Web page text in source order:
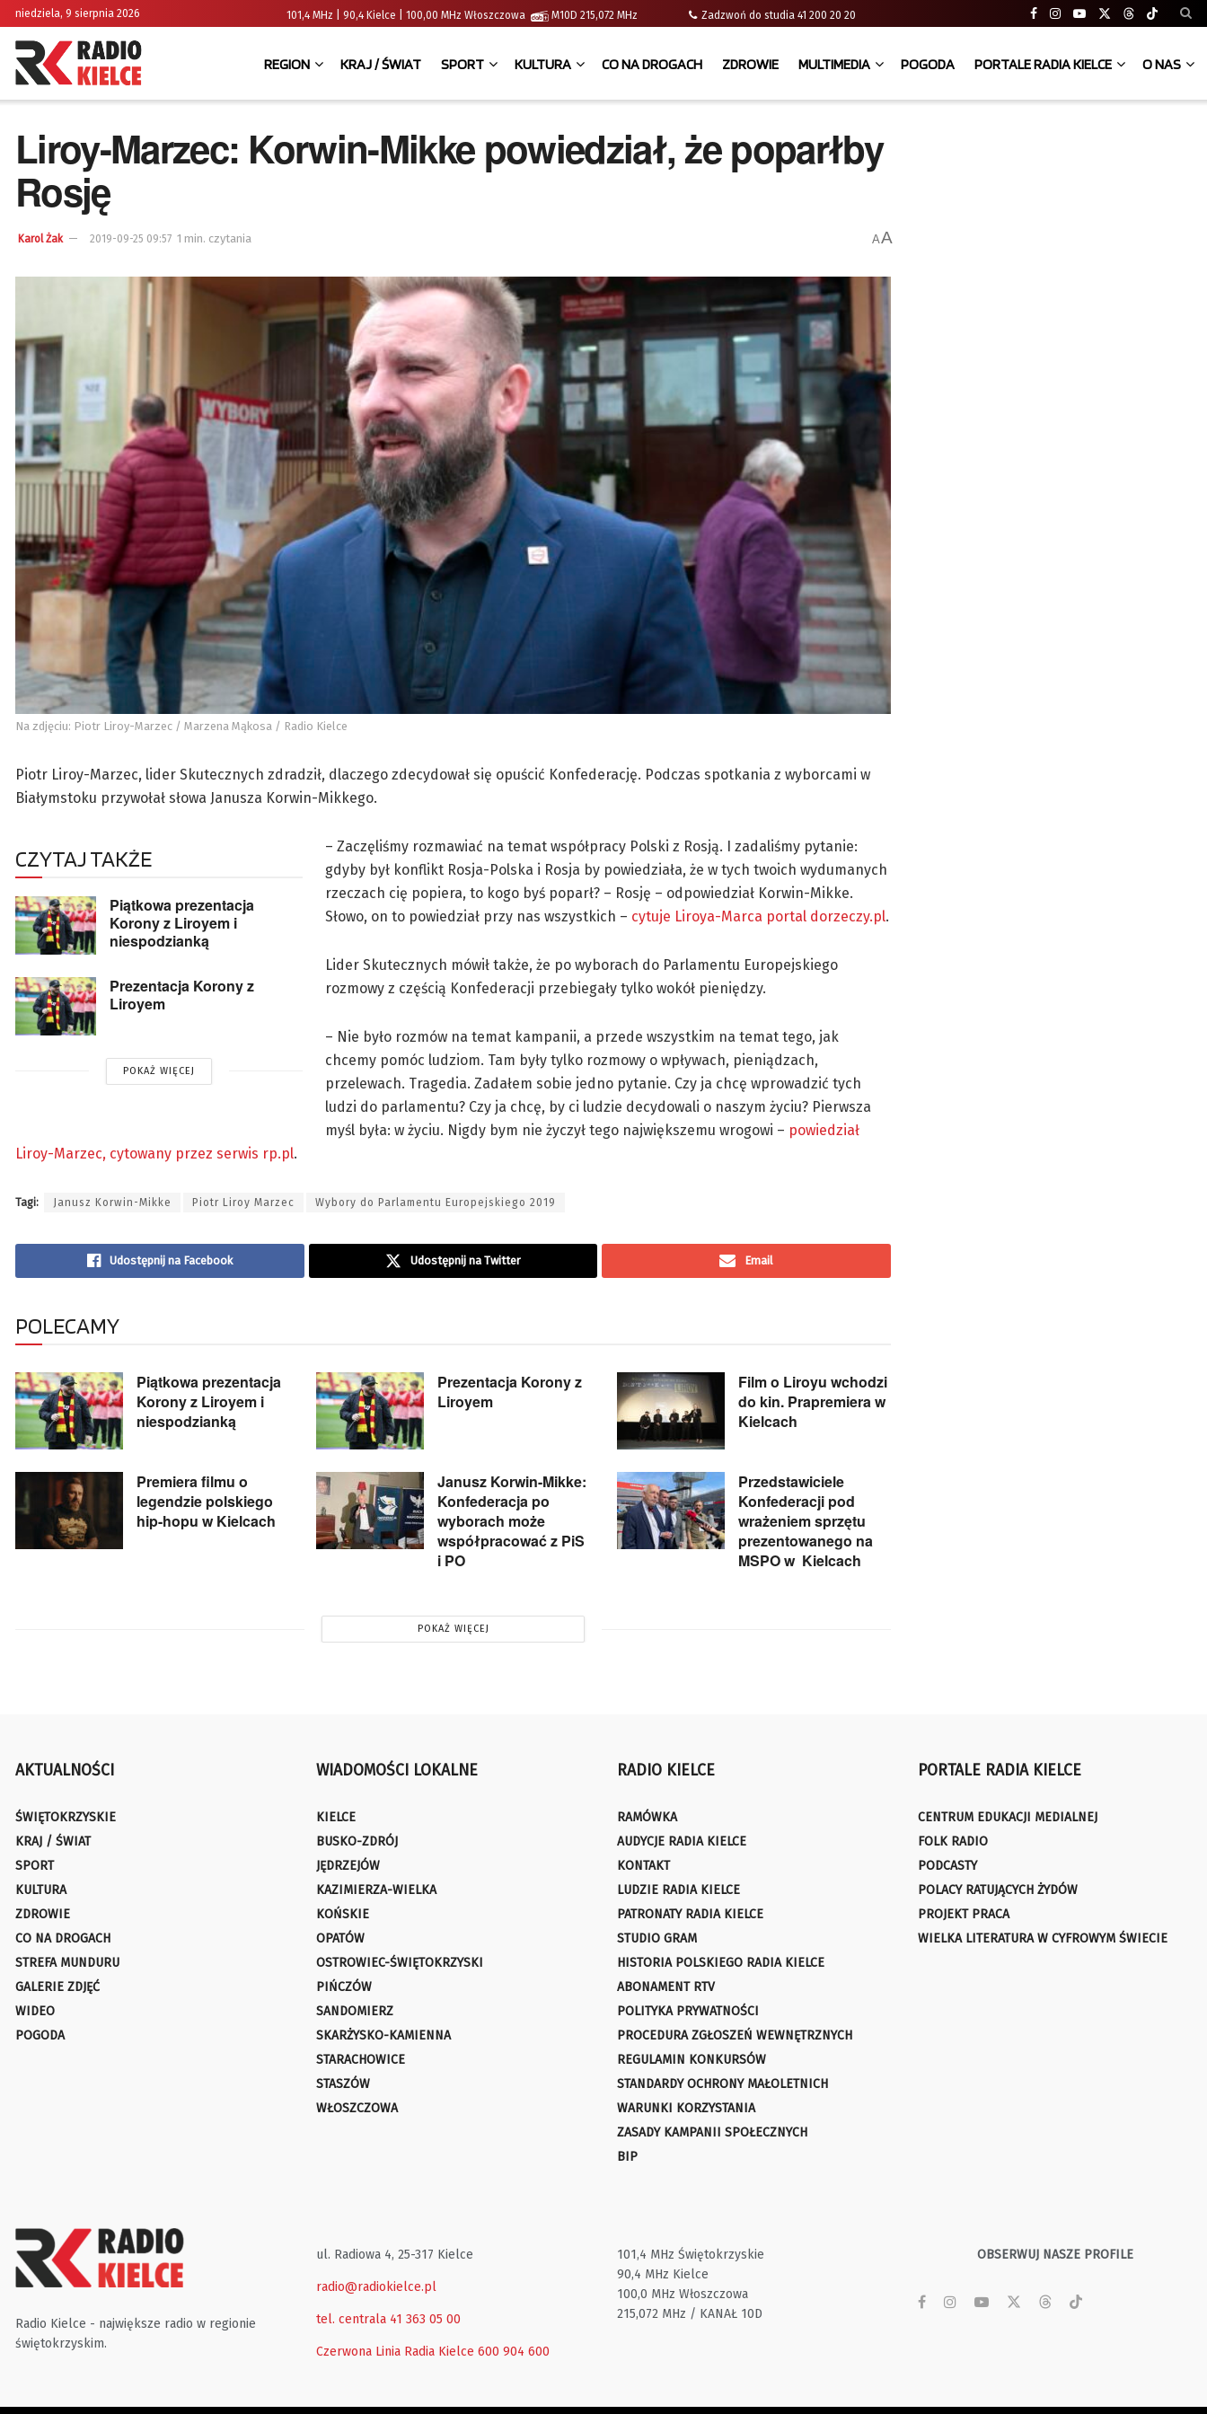
niedziela, 9 sierpnia 2026 101,4 MHz | 90,4 Kielce | 100,00 MHz Włoszczowa M10D 215,072 MHz Zadzwoń do studia 41 200 20 20
REGION KRAJ / ŚWIAT SPORT KULTURA CO NA DROGACH ZDROWIE MULTIMEDIA POGODA PORTALE RADIA KIELCE O NAS
Liroy-Marzec: Korwin-Mikke powiedział, że poparłby
Rosję
Karol Żak 2019-09-25 09:57 1 min. czytania AA
Na zdjęciu: Piotr Liroy-Marzec / Marzena Mąkosa / Radio Kielce
Piotr Liroy-Marzec, lider Skutecznych zdradził, dlaczego zdecydował się opuścić Konfederację. Podczas spotkania z wyborcami w
Białymstoku przywołał słowa Janusza Korwin-Mikkego.
CZYTAJ TAKŻE
Piątkowa prezentacja
Korony z Liroyem i
niespodzianką
Prezentacja Korony z
Liroyem
POKAŻ WIĘCEJ
– Zaczęliśmy rozmawiać na temat współpracy Polski z Rosją. I zadaliśmy pytanie:
gdyby był konflikt Rosja-Polska i Rosja by powiedziała, że w tych twoich wydumanych
rzeczach cię popiera, to kogo byś poparł? – Rosję – odpowiedział Korwin-Mikke.
Słowo, on to powiedział przy nas wszystkich – cytuje Liroya-Marca portal dorzeczy.pl.
Lider Skutecznych mówił także, że po wyborach do Parlamentu Europejskiego
rozmowy z częścią Konfederacji przebiegały tylko wokół pieniędzy.
– Nie było rozmów na temat kampanii, a przede wszystkim na temat tego, jak
chcemy pomóc ludziom. Tam były tylko rozmowy o wpływach, pieniądzach,
przelewach. Tragedia. Zadałem sobie jedno pytanie. Czy ja chcę wprowadzić tych
ludzi do parlamentu? Czy ja chcę, by ci ludzie decydowali o naszym życiu? Pierwsza
myśl była: w życiu. Nigdy bym nie życzył tego największemu wrogowi – powiedział
Liroy-Marzec, cytowany przez serwis rp.pl.
Tagi: Janusz Korwin-Mikke Piotr Liroy Marzec Wybory do Parlamentu Europejskiego 2019
Udostępnij na Facebook Udostępnij na Twitter Email
POLECAMY
Piątkowa prezentacja
Korony z Liroyem i
niespodzianką
Prezentacja Korony z
Liroyem
Film o Liroyu wchodzi
do kin. Prapremiera w
Kielcach
Premiera filmu o
legendzie polskiego
hip-hopu w Kielcach
Janusz Korwin-Mikke:
Konfederacja po
wyborach może
współpracować z PiS
i PO
Przedstawiciele
Konfederacji pod
wrażeniem sprzętu
prezentowanego na
MSPO w Kielcach
POKAŻ WIĘCEJ
AKTUALNOŚCI
ŚWIĘTOKRZYSKIE
KRAJ / ŚWIAT
SPORT
KULTURA
ZDROWIE
CO NA DROGACH
STREFA MUNDURU
GALERIE ZDJĘĆ
WIDEO
POGODA
WIADOMOŚCI LOKALNE
KIELCE
BUSKO-ZDRÓJ
JĘDRZEJÓW
KAZIMIERZA-WIELKA
KOŃSKIE
OPATÓW
OSTROWIEC-ŚWIĘTOKRZYSKI
PIŃCZÓW
SANDOMIERZ
SKARŻYSKO-KAMIENNA
STARACHOWICE
STASZÓW
WŁOSZCZOWA
RADIO KIELCE
RAMÓWKA
AUDYCJE RADIA KIELCE
KONTAKT
LUDZIE RADIA KIELCE
PATRONATY RADIA KIELCE
STUDIO GRAM
HISTORIA POLSKIEGO RADIA KIELCE
ABONAMENT RTV
POLITYKA PRYWATNOŚCI
PROCEDURA ZGŁOSZEŃ WEWNĘTRZNYCH
REGULAMIN KONKURSÓW
STANDARDY OCHRONY MAŁOLETNICH
WARUNKI KORZYSTANIA
ZASADY KAMPANII SPOŁECZNYCH
BIP
PORTALE RADIA KIELCE
CENTRUM EDUKACJI MEDIALNEJ
FOLK RADIO
PODCASTY
POLACY RATUJĄCYCH ŻYDÓW
PROJEKT PRACA
WIELKA LITERATURA W CYFROWYM ŚWIECIE
Radio Kielce - największe radio w regionie
świętokrzyskim.
ul. Radiowa 4, 25-317 Kielce
radio@radiokielce.pl
tel. centrala 41 363 05 00
Czerwona Linia Radia Kielce 600 904 600
101,4 MHz Świętokrzyskie
90,4 MHz Kielce
100,0 MHz Włoszczowa
215,072 MHz / KANAŁ 10D
OBSERWUJ NASZE PROFILE